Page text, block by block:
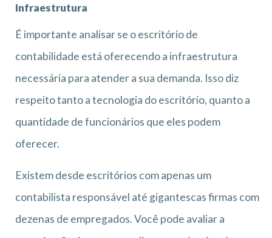
Infraestrutura
É importante analisar se o escritório de
contabilidade está oferecendo a infraestrutura
necessária para atender a sua demanda. Isso diz
respeito tanto a tecnologia do escritório, quanto a
quantidade de funcionários que eles podem
oferecer.
Existem desde escritórios com apenas um
contabilista responsável até gigantescas firmas com
dezenas de empregados. Você pode avaliar a